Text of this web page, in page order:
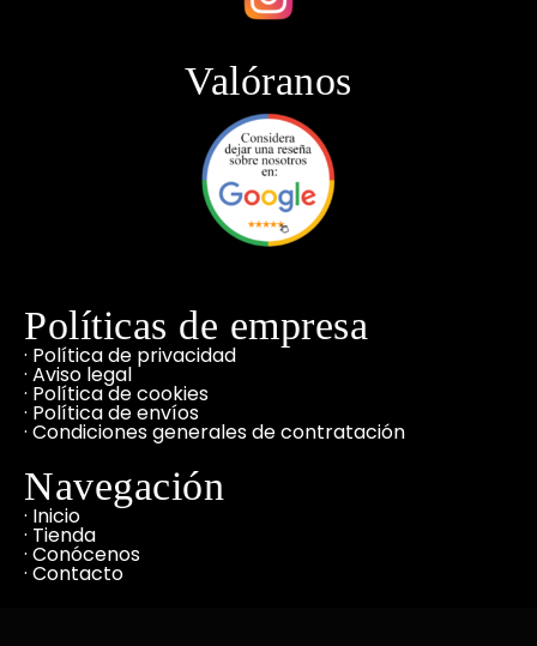
Valóranos
Políticas de empresa
· Política de privacidad
· Aviso legal
· Política de cookies
· Política de envíos
· Condiciones generales de contratación
Navegación
· Inicio
· Tienda
· Conócenos
· Contacto